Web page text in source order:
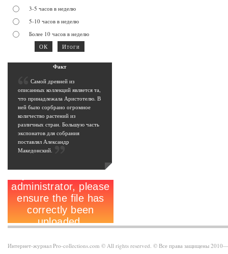
3-5 часов в неделю
5-10 часов в неделю
Более 10 часов в неделю
Факт
Самой древней из
описанных коллекций является та,
что принадлежала Аристотелю. В
ней было сорбрано огромное
количество растений из
различных стран. Большую часть
экспонатов для собрания
поставлял Александр
Македонский.
Интернет-журнал Pro-collections.com © All rights reserved. © Все права защищены